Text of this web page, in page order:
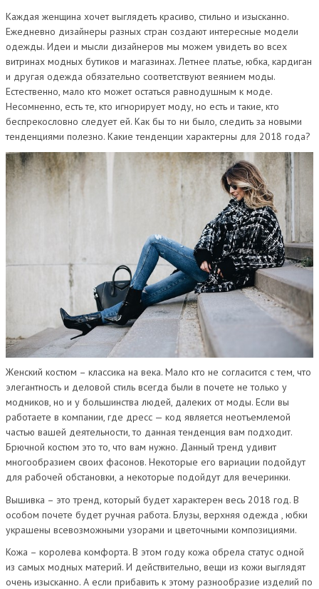
Каждая женщина хочет выглядеть красиво, стильно и изысканно.
Ежедневно дизайнеры разных стран создают интересные модели
одежды. Идеи и мысли дизайнеров мы можем увидеть во всех
витринах модных бутиков и магазинах. Летнее платье, юбка, кардиган
и другая одежда обязательно соответствуют веянием моды.
Естественно, мало кто может остаться равнодушным к моде.
Несомненно, есть те, кто игнорирует моду, но есть и такие, кто
беспрекословно следует ей. Как бы то ни было, следить за новыми
тенденциями полезно. Какие тенденции характерны для 2018 года?
Женский костюм – классика на века. Мало кто не согласится с тем, что
элегантность и деловой стиль всегда были в почете не только у
модников, но и у большинства людей, далеких от моды. Если вы
работаете в компании, где дресс — код является неотъемлемой
частью вашей деятельности, то данная тенденция вам подходит.
Брючной костюм это то, что вам нужно. Данный тренд удивит
многообразием своих фасонов. Некоторые его вариации подойдут
для рабочей обстановки, а некоторые подойдут для вечеринки.
Вышивка – это тренд, который будет характерен весь 2018 год. В
особом почете будет ручная работа. Блузы, верхняя одежда , юбки
украшены всевозможными узорами и цветочными композициями.
Кожа – королева комфорта. В этом году кожа обрела статус одной
из самых модных материй. И действительно, вещи из кожи выглядят
очень изысканно. А если прибавить к этому разнообразие изделий по